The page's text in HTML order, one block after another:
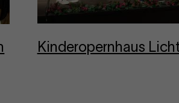
Kin­dero­per­nhaus